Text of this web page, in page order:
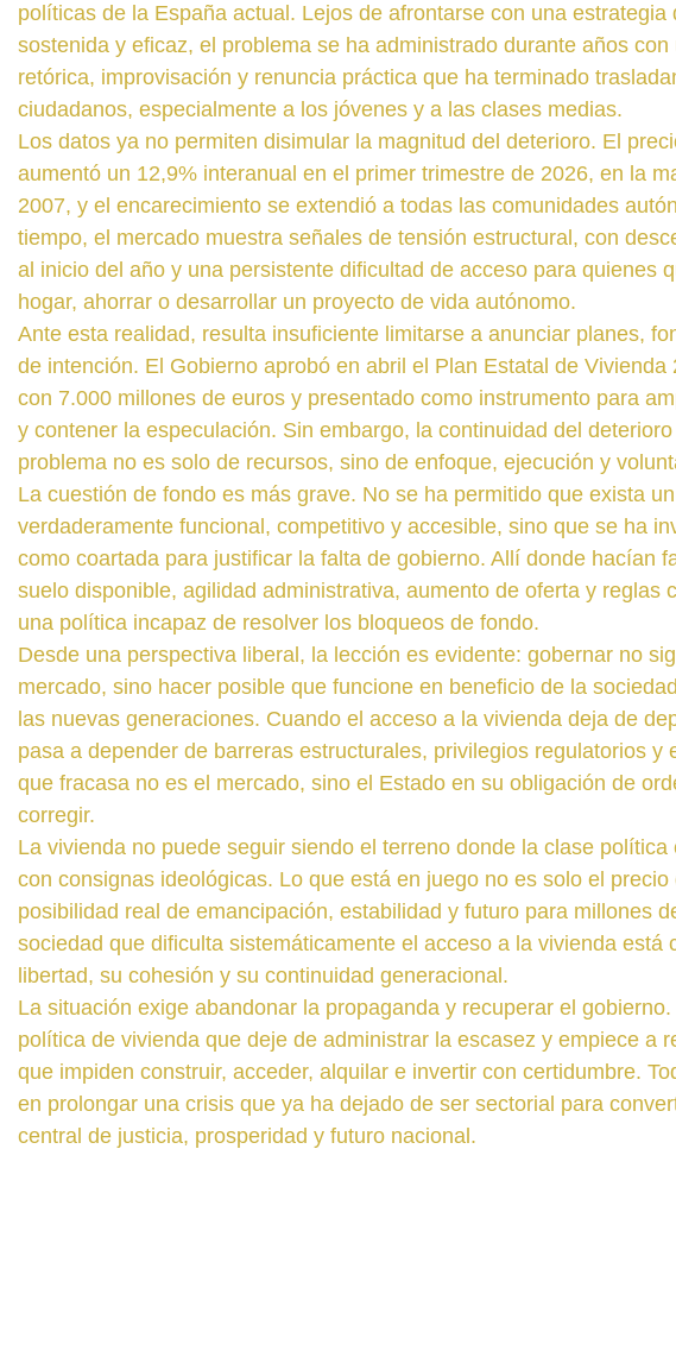
políticas de la España actual. Lejos de afrontarse con una estrategia
sostenida y eficaz, el problema se ha administrado durante años
retórica, improvisación y renuncia práctica que ha terminado
ciudadanos, especialmente a los jóvenes y a las clases medias.
Los datos ya no permiten disimular la magnitud del deterioro. El
aumentó un 12,9% interanual en el primer trimestre de 2026, en la
2007, y el encarecimiento se extendió a todas las comunidades
tiempo, el mercado muestra señales de tensión estructural, con
al inicio del año y una persistente dificultad de acceso para quienes
hogar, ahorrar o desarrollar un proyecto de vida autónomo.
Ante esta realidad, resulta insuficiente limitarse a anunciar planes,
de intención. El Gobierno aprobó en abril el Plan Estatal de Vivienda
con 7.000 millones de euros y presentado como instrumento para
y contener la especulación. Sin embargo, la continuidad del
problema no es solo de recursos, sino de enfoque, ejecución y
La cuestión de fondo es más grave. No se ha permitido que exista
verdaderamente funcional, competitivo y accesible, sino que se ha
como coartada para justificar la falta de gobierno. Allí donde hacían
suelo disponible, agilidad administrativa, aumento de oferta y reglas
una política incapaz de resolver los bloqueos de fondo.
Desde una perspectiva liberal, la lección es evidente: gobernar no
mercado, sino hacer posible que funcione en beneficio de la
las nuevas generaciones. Cuando el acceso a la vivienda deja de
pasa a depender de barreras estructurales, privilegios regulatorios y
que fracasa no es el mercado, sino el Estado en su obligación de
corregir.
La vivienda no puede seguir siendo el terreno donde la clase
con consignas ideológicas. Lo que está en juego no es solo el
posibilidad real de emancipación, estabilidad y futuro para millones
sociedad que dificulta sistemáticamente el acceso a la vivienda está
libertad, su cohesión y su continuidad generacional.
La situación exige abandonar la propaganda y recuperar el
política de vivienda que deje de administrar la escasez y empiece a
que impiden construir, acceder, alquilar e invertir con certidumbre.
en prolongar una crisis que ya ha dejado de ser sectorial para
central de justicia, prosperidad y futuro nacional.